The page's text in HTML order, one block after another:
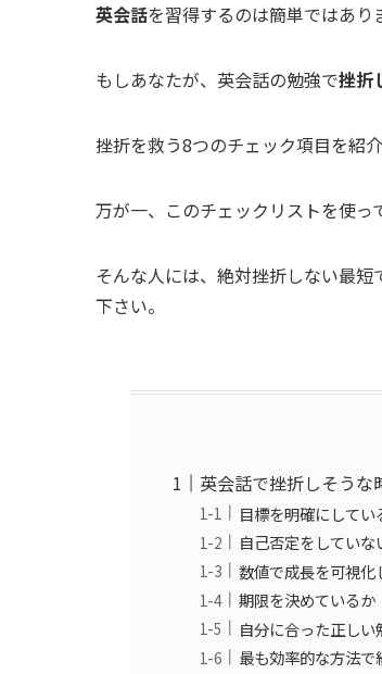
英会話を習得するのは簡単ではあり
もしあなたが、英会話の勉強で挫折
挫折を救う8つのチェック項目を紹介
万が一、このチェックリストを使っ
そんな人には、絶対挫折しない最
下さい。
英会話で挫折しそうな
目標を明確にしてい
自己否定をしていな
数値で成長を可視化
期限を決めているか
自分に合った正し
最も効率的な方法で